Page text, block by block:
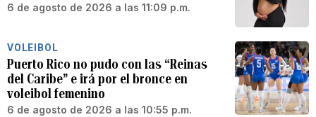
6 de agosto de 2026 a las 11:09 p.m.
VOLEIBOL
Puerto Rico no pudo con las “Reinas
del Caribe” e irá por el bronce en
voleibol femenino
6 de agosto de 2026 a las 10:55 p.m.